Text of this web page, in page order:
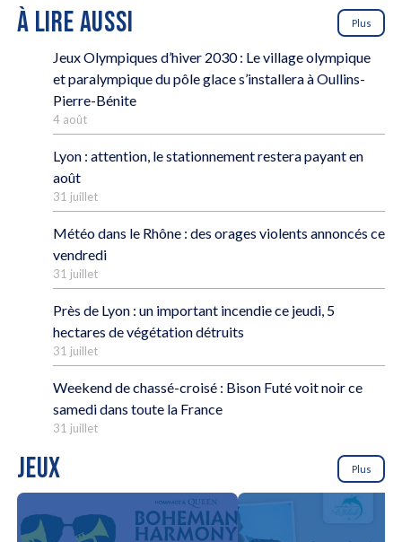
À LIRE AUSSI Plus
Jeux Olympiques d’hiver 2030 : Le village olympique
et paralympique du pôle glace s’installera à Oullins-
Pierre-Bénite
4 août
Lyon : attention, le stationnement restera payant en
août
31 juillet
Météo dans le Rhône : des orages violents annoncés ce
vendredi
31 juillet
Près de Lyon : un important incendie ce jeudi, 5
hectares de végétation détruits
31 juillet
Weekend de chassé-croisé : Bison Futé voit noir ce
samedi dans toute la France
31 juillet
JEUX Plus